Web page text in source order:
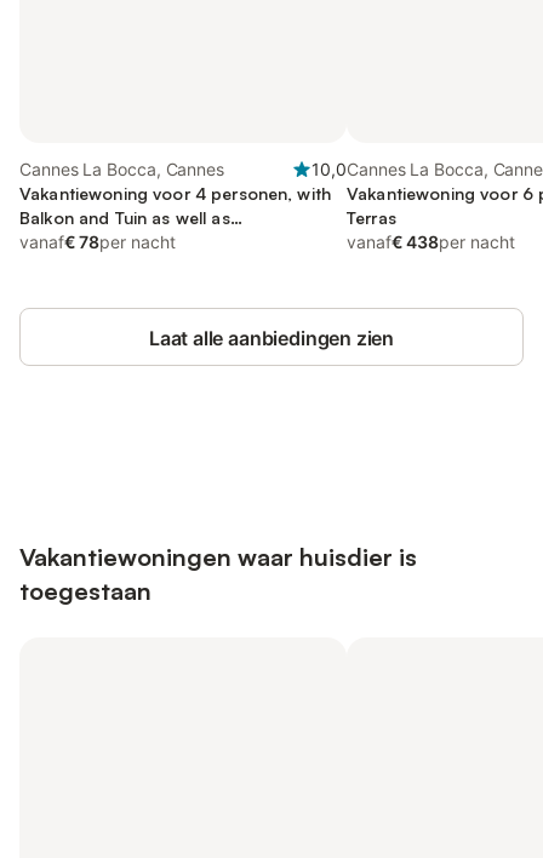
Cannes La Bocca, Cannes
10,0
Vakantiewoning voor 4 personen, with
Balkon and Tuin as well as
Kinderzwembad
vanaf€ 78per nacht
Cannes La Bocca,
Vakantiewoning voor 6
Terras
vanaf€ 438per nacht
Laat alle aanbiedingen zien
Vakantiewoningen waar huisdier is
toegestaan